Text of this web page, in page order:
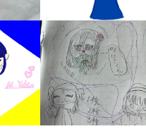
ギャラリー